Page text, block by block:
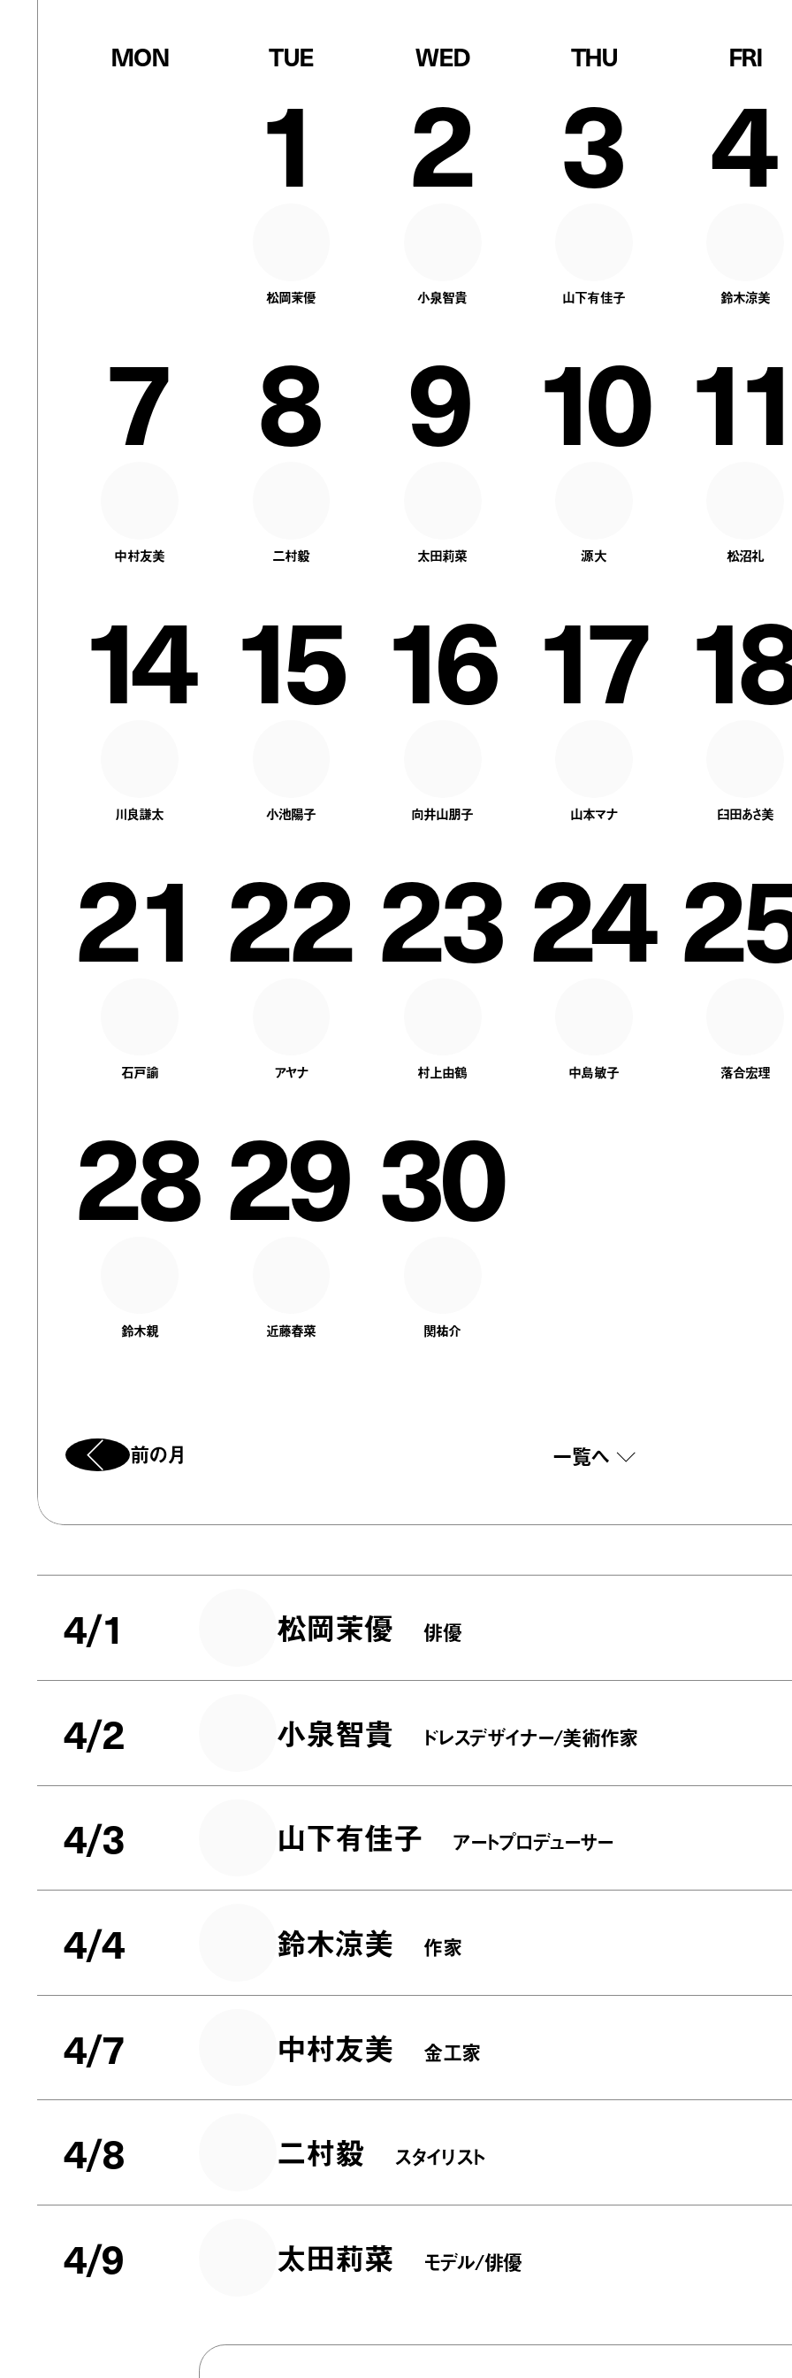
MON TUE WED THU FRI
1
松岡茉優
2
小泉智貴
3
山下有佳子
4
鈴木涼美
7
中村友美
8
二村毅
9
太田莉菜
10
源大
11
松沼礼
14
川良謙太
15
小池陽子
16
向井山朋子
17
山本マナ
18
臼田あさ美
21
石戸諭
22
アヤナ
23
村上由鶴
24
中島敏子 落合宏理
28
鈴木親
29
近藤春菜
30
関祐介
前の月 一覧へ
4/1 松岡茉優 俳優
4/2 小泉智貴 ドレスデザイナー/美術作家
4/3 山下有佳子 アートプロデューサー
4/4 鈴木涼美 作家
4/7 中村友美 金工家
4/8 二村毅 スタイリスト
4/9 太田莉菜 モデル/俳優